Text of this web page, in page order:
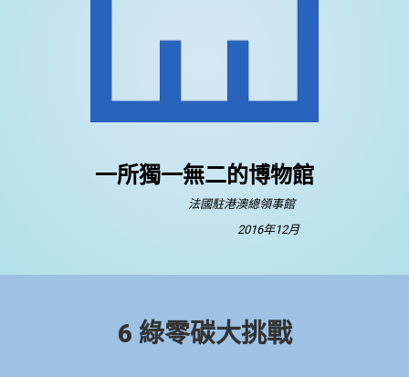
一所獨一無二的博物館
法國駐港澳總領事館
2016年12月
6 綠零碳大挑戰